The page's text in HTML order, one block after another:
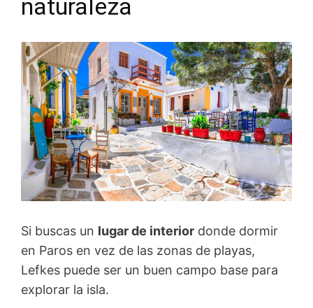
naturaleza
Si buscas un lugar de interior donde dormir
en Paros en vez de las zonas de playas,
Lefkes puede ser un buen campo base para
explorar la isla.